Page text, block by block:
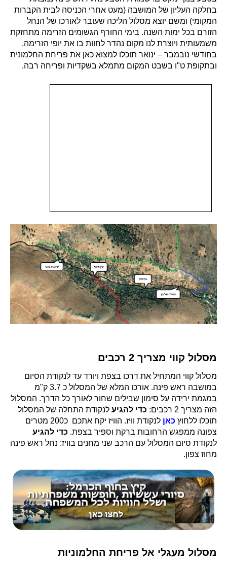
בחלקה העליון של המושבה (מעט אחרי הכניסה לבית הקברות
המקומי) ומשם יוצא מסלול הליכה שעובר לאורכו של הנחל
הזורם בכל ימות השנה. בימי החורף הגשומים הזרימה מתחזקת
משמעותית ויוצרת לנו מקום נהדר לחוות בו את יופי הזרימה.
בחודשי נובמבר – ינואר תוכלו למצוא כאן את פריחת החלמונית
ובתקופת ט"ו בשבט המקום מתמלא בשקדיות ופריחה רבה.
מסלול קווי מצריך 2 רכבים
מסלול קווי המתחיל את דרכו בצפת ויורד עד לנקודת הסיום
במושבה ראש פינה. אורכו המלא של המסלול כ 3.7 ק"מ
במגמת ירידה על סימון שבילים שחור לאורך כל הדרך. המסלול
הזה מצריך 2 רכבים:
כדי להגיע לנקודת התחלה של המסלול
תוכלו ללחוץ כאן
לנקודת וויז. הוויז יקח אתכם כ200 מטרים
צפונה ממפגש הרחובות ברקת וספיר בצפת. כדי להגיע
לנקודת סיום המסלול עם הרכב שני מחנים בוויז: נחל ראש פינה
מחוז צפון.
מסלול מעגלי אל פריחת החלמוניות